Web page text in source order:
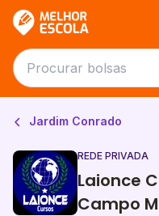
Jardim Conrado
REDE PRIVADA
Laionce
Campo